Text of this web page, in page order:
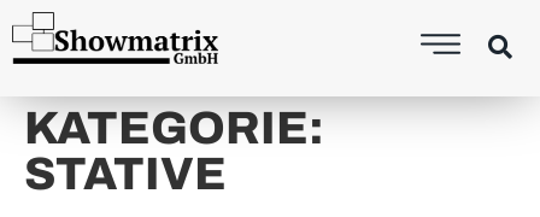
content
KATEGORIE:
STATIVE